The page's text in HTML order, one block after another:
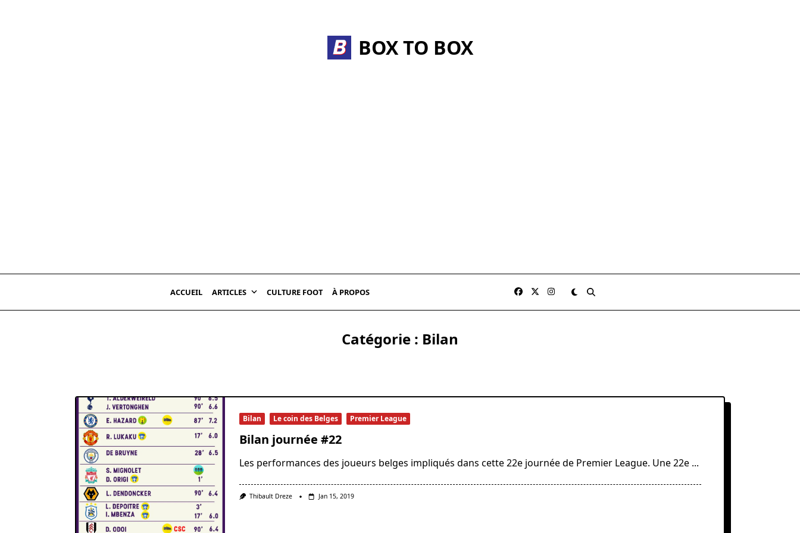
BOX TO BOX
ACCUEIL ARTICLES CULTURE FOOT À PROPOS
Catégorie : Bilan
Bilan Le coin des Belges Premier League
Bilan journée #22
Les performances des joueurs belges impliqués dans cette 22e journée de Premier League. Une 22e ...
Thibault Dreze Jan 15, 2019